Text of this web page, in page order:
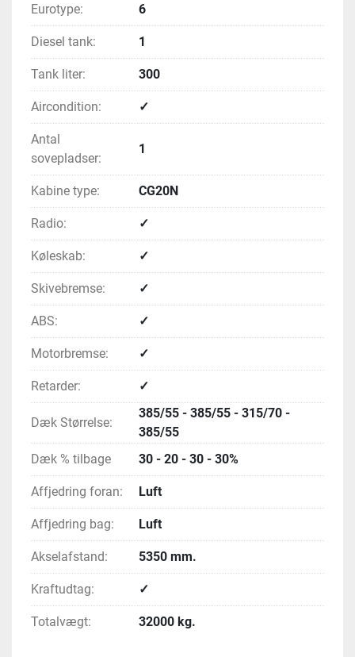
Eurotype: 6
Diesel tank: 1
Tank liter: 300
Aircondition: ✓
Antal
sovepladser:
1
Kabine type: CG20N
Radio: ✓
Køleskab: ✓
Skivebremse: ✓
ABS: ✓
Motorbremse: ✓
Retarder: ✓
Dæk Størrelse:
385/55 - 385/55 - 315/70 -
385/55
Dæk % tilbage
30 - 20 - 30 - 30%
Affjedring foran: Luft
Affjedring bag: Luft
Akselafstand: 5350 mm.
Kraftudtag: ✓
Totalvægt: 32000 kg.